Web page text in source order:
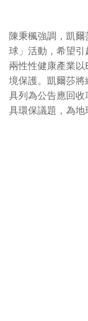
陳秉楓強調，凱
球」活動，希望
兩性性健康產業以
境保護。凱爾莎
具列為公告應回
具環保議題，為地